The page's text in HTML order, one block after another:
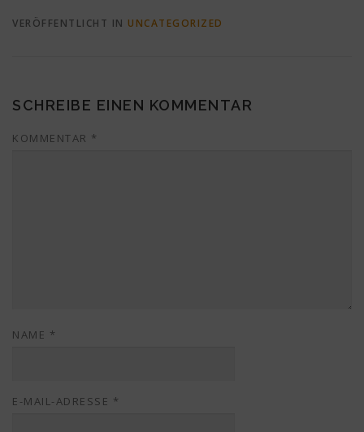
VERÖFFENTLICHT IN UNCATEGORIZED
SCHREIBE EINEN KOMMENTAR
KOMMENTAR *
NAME *
E-MAIL-ADRESSE *